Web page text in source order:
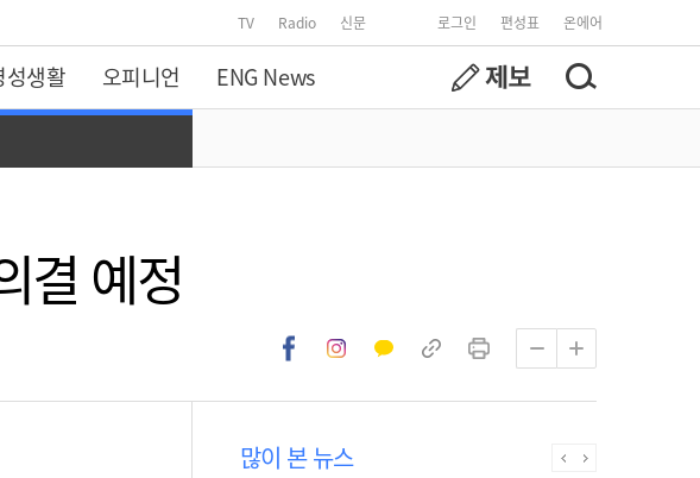
TV Radio 신문 로그인 편성표 온에어
성생활 오피니언 ENG News
결 예정
많이 본 뉴스